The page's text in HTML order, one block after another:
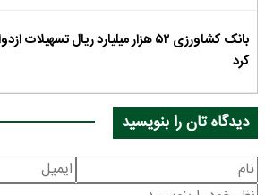
بانک کشاورزی ۵۲ هزار میلیارد ریال
کرد
دیدگاه تان را بنویسید